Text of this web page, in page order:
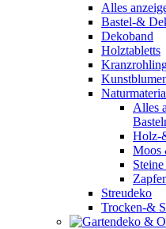
Alles
Bastel-&
Dekoband
Holztabletts
Alles
Holz-
Moos
Streudeko
Trocken-&